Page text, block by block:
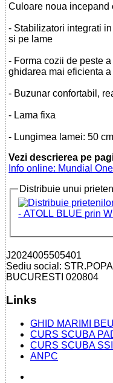
Culoare noua incepand
- Stabilizatori integrati
si pe lame
- Forma cozii de peste
ghidarea mai eficienta
- Buzunar confortabil,
- Lama fixa
- Lungimea lamei: 50 cm
Vezi descrierea pe
Info online: Mundial
Distribuie unui prieten
J2024005505401
Sediu social:
BUCURESTI 020804
Links
GHID MARIMI
CURS SCUBA
CURS SCUBA SSI
ANPC